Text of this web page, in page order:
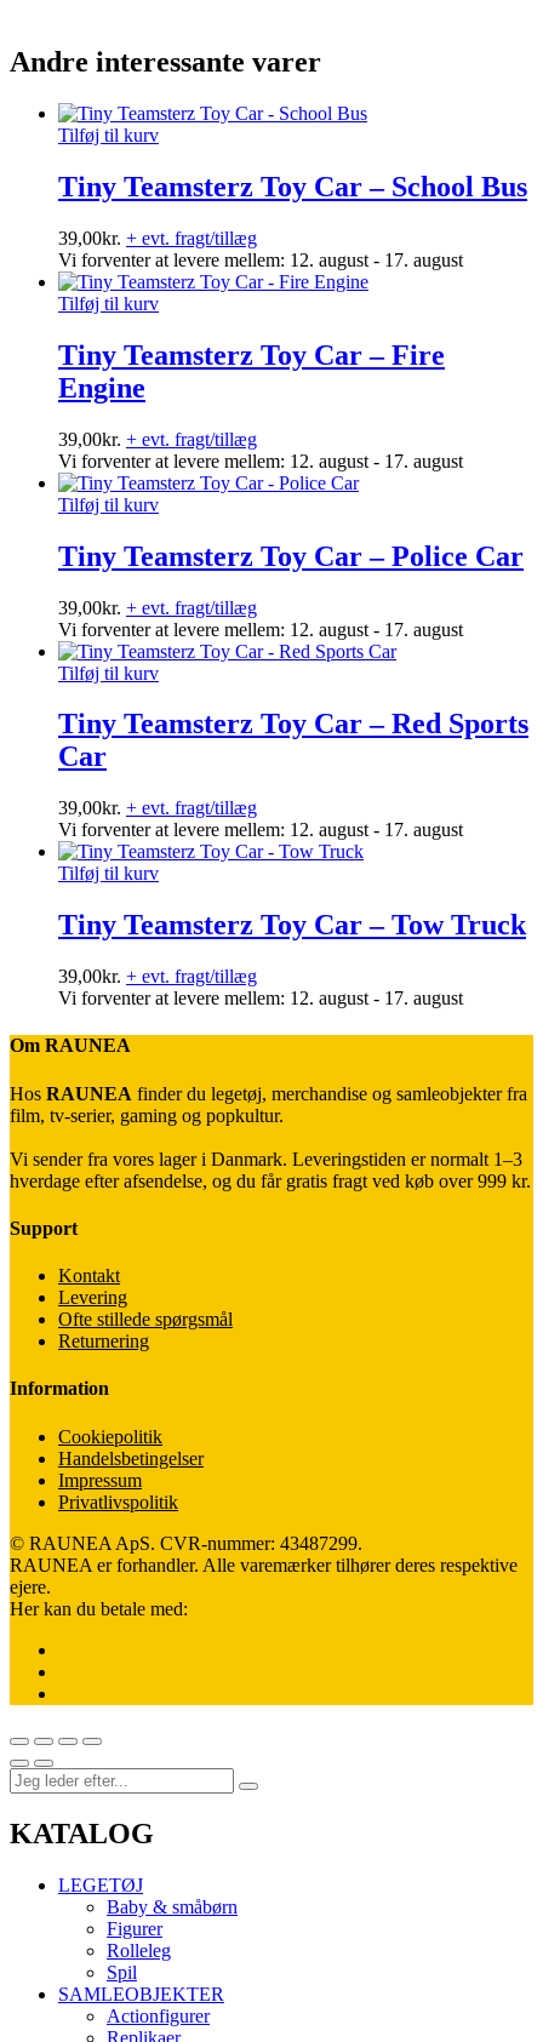
Andre interessante varer
Tilføj til kurv
Tiny Teamsterz Toy Car – School Bus
39,00kr. + evt. fragt/tillæg
Vi forventer at levere mellem: 12. august - 17. august
Tilføj til kurv
Tiny Teamsterz Toy Car – Fire
Engine
39,00kr. + evt. fragt/tillæg
Vi forventer at levere mellem: 12. august - 17. august
Tilføj til kurv
Tiny Teamsterz Toy Car – Police Car
39,00kr. + evt. fragt/tillæg
Vi forventer at levere mellem: 12. august - 17. august
Tilføj til kurv
Tiny Teamsterz Toy Car – Red Sports
Car
39,00kr. + evt. fragt/tillæg
Vi forventer at levere mellem: 12. august - 17. august
Tilføj til kurv
Tiny Teamsterz Toy Car – Tow Truck
39,00kr. + evt. fragt/tillæg
Vi forventer at levere mellem: 12. august - 17. august
Om RAUNEA
Hos RAUNEA finder du legetøj, merchandise og samleobjekter fra
film, tv-serier, gaming og popkultur.
Vi sender fra vores lager i Danmark. Leveringstiden er normalt 1–3
hverdage efter afsendelse, og du får gratis fragt ved køb over 999 kr.
Support
Kontakt
Levering
Ofte stillede spørgsmål
Returnering
Information
Cookiepolitik
Handelsbetingelser
Impressum
Privatlivspolitik
© RAUNEA ApS. CVR-nummer: 43487299.
RAUNEA er forhandler. Alle varemærker tilhører deres respektive
ejere.
Her kan du betale med:
KATALOG
LEGETØJ
Baby & småbørn
Figurer
Rolleleg
Spil
SAMLEOBJEKTER
Actionfigurer
Replikaer